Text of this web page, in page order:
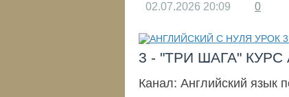
02.07.2026 20:09 0
3 - "ТРИ ШАГА"
Канал: Английский язык